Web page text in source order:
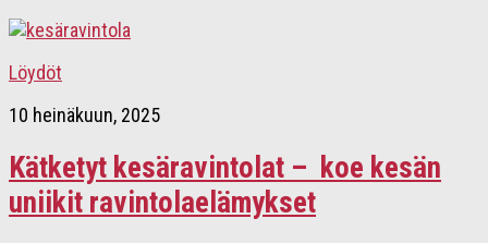
Löydöt
10 heinäkuun, 2025
Kätketyt kesäravintolat – koe kesän
uniikit ravintolaelämykset